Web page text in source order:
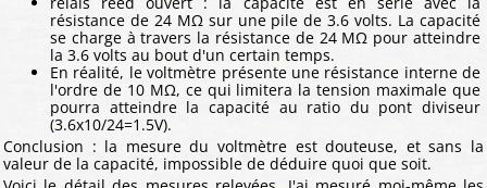
résistance de 24 MΩ sur une pile de 3.6 volts. La capacité
se charge à travers la résistance de 24 MΩ pour atteindre
la 3.6 volts au bout d'un certain temps.
En réalité, le voltmètre présente une résistance interne de
l'ordre de 10 MΩ, ce qui limitera la tension maximale que
pourra atteindre la capacité au ratio du pont diviseur
(3.6x10/24=1.5V).
Conclusion : la mesure du voltmètre est douteuse, et sans la
valeur de la capacité, impossible de déduire quoi que soit.